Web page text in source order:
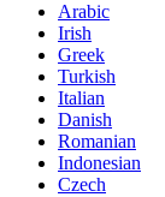
Arabic
Irish
Greek
Turkish
Italian
Danish
Romanian
Indonesian
Czech